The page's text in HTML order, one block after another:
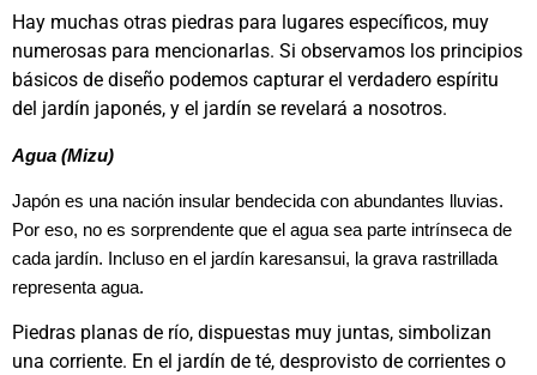
Hay muchas otras piedras para lugares específicos, muy
numerosas para mencionarlas. Si observamos los principios
básicos de diseño podemos capturar el verdadero espíritu
del jardín japonés, y el jardín se revelará a nosotros.
Agua (Mizu)
Japón es una nación insular bendecida con abundantes lluvias.
Por eso, no es sorprendente que el agua sea parte intrínseca de
cada jardín. Incluso en el jardín karesansui, la grava rastrillada
representa agua.
Piedras planas de río, dispuestas muy juntas, simbolizan
una corriente. En el jardín de té, desprovisto de corrientes o